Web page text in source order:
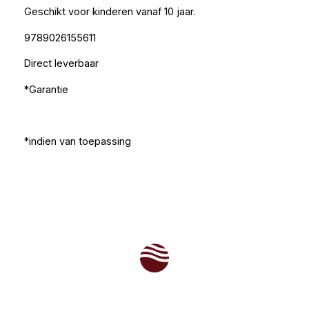
Geschikt voor kinderen vanaf 10 jaar.
9789026155611
Direct leverbaar
*Garantie
*indien van toepassing